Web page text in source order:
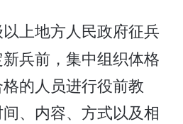
上地方人民政府征兵
兵前，集中组织体格
的人员进行役前教
、内容、方式以及相